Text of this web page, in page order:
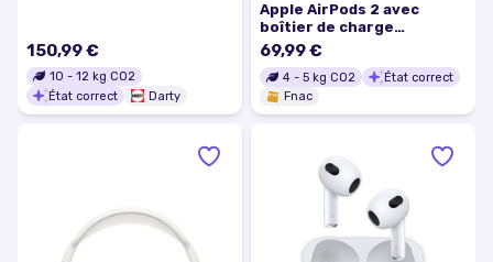
150,99 €
10 - 12 kg CO2
État correct
Darty
Apple AirPods 2 avec
boîtier de charge
Ecouteurs sans fil True
Wireless
69,99 €
4 - 5 kg CO2
État correct
Fnac